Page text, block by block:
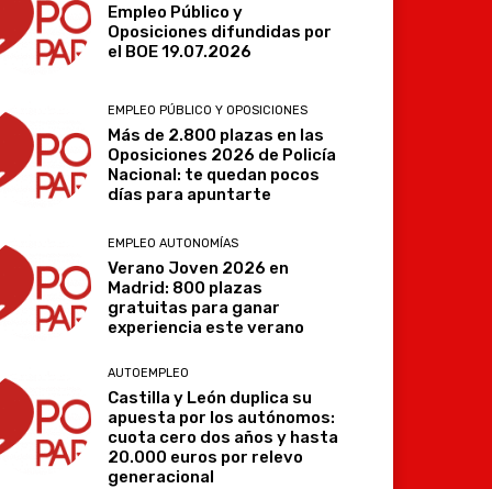
Empleo Público y
Oposiciones difundidas por
el BOE 19.07.2026
EMPLEO PÚBLICO Y OPOSICIONES
Más de 2.800 plazas en las
Oposiciones 2026 de Policía
Nacional: te quedan pocos
días para apuntarte
EMPLEO AUTONOMÍAS
Verano Joven 2026 en
Madrid: 800 plazas
gratuitas para ganar
experiencia este verano
AUTOEMPLEO
Castilla y León duplica su
apuesta por los autónomos:
cuota cero dos años y hasta
20.000 euros por relevo
generacional